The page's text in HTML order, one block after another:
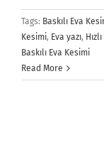
Tags: Baskılı Eva
Kesimi, Eva yazı,
Baskılı Eva Kesimi
Read More